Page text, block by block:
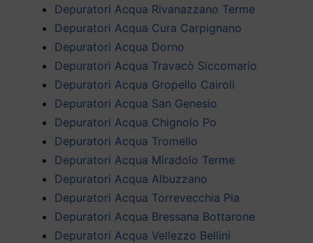
Depuratori Acqua Rivanazzano Terme
Depuratori Acqua Cura Carpignano
Depuratori Acqua Dorno
Depuratori Acqua Travacò Siccomario
Depuratori Acqua Gropello Cairoli
Depuratori Acqua San Genesio
Depuratori Acqua Chignolo Po
Depuratori Acqua Tromello
Depuratori Acqua Miradolo Terme
Depuratori Acqua Albuzzano
Depuratori Acqua Torrevecchia Pia
Depuratori Acqua Bressana Bottarone
Depuratori Acqua Vellezzo Bellini